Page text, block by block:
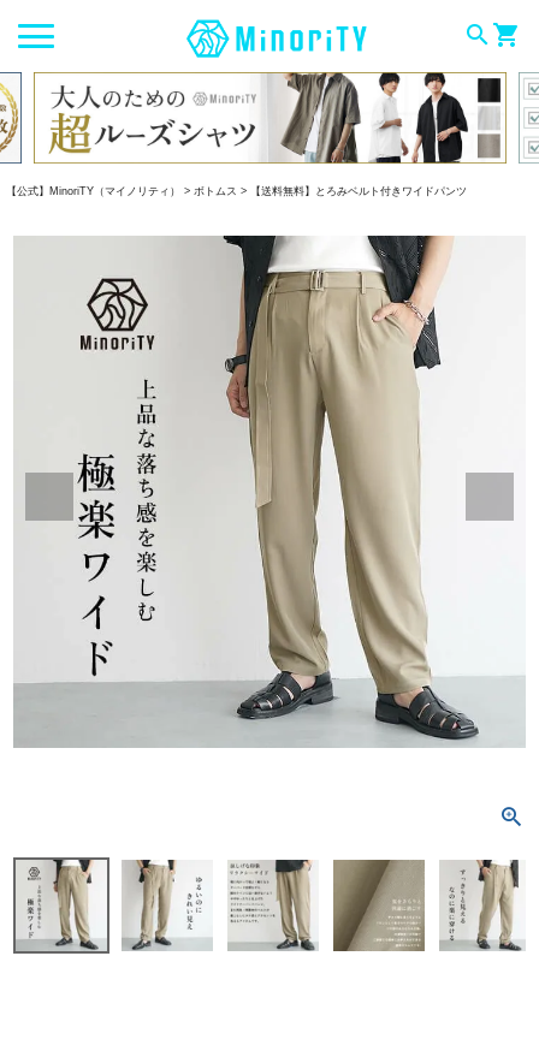
searchshopping_cart
【公式】MinoriTY（マイノリティ） ボトムス 【送料無料】とろみベルト付きワイドパンツ